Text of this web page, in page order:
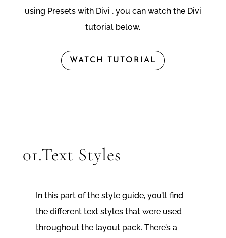
using Presets with Divi , you can watch the Divi
tutorial below.
WATCH TUTORIAL
01.Text Styles
In this part of the style guide, you’ll find
the different text styles that were used
throughout the layout pack. There’s a